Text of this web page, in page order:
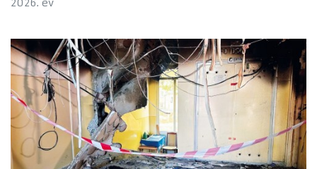
2026. év